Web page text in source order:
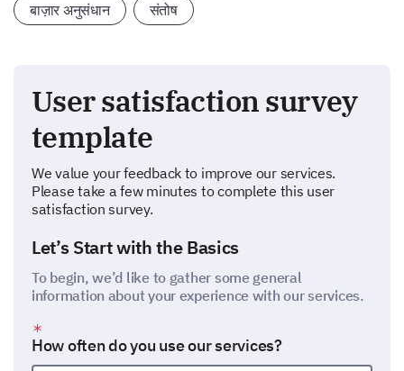
बाज़ार अनुसंधान संतोष
User satisfaction survey
template
We value your feedback to improve our services.
Please take a few minutes to complete this user
satisfaction survey.
Let’s Start with the Basics
To begin, we’d like to gather some general
information about your experience with our services.
How often do you use our services?